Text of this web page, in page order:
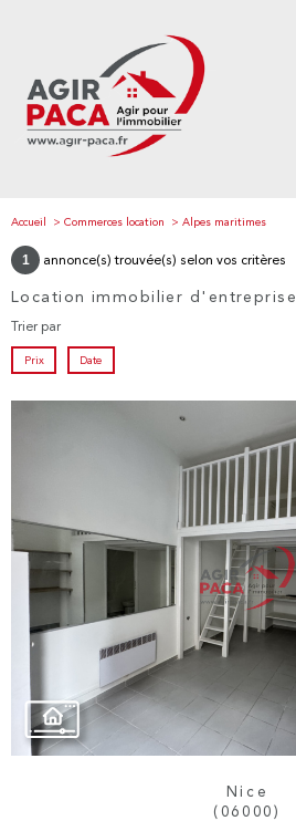
Accueil Commerces location Alpes maritimes
1 annonce(s) trouvée(s) selon vos critères
Location immobilier d'entreprise
Trier par
Prix Date
Nice
(06000)